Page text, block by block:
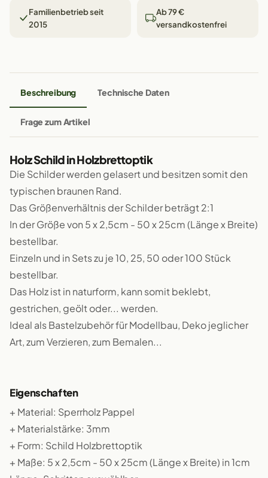
Familienbetrieb seit
2015
Ab 79 €
versandkostenfrei
Beschreibung Technische Daten
Frage zum Artikel
Holz Schild in Holzbrettoptik
Die Schilder werden gelasert und besitzen somit den
typischen braunen Rand.
Das Größenverhältnis der Schilder beträgt 2:1
In der Größe von 5 x 2,5cm - 50 x 25cm (Länge x Breite)
bestellbar.
Einzeln und in Sets zu je 10, 25, 50 oder 100 Stück
bestellbar.
Das Holz ist in naturform, kann somit beklebt,
gestrichen, geölt oder... werden.
Ideal als Bastelzubehör für Modellbau, Deko jeglicher
Art, zum Verzieren, zum Bemalen...
Eigenschaften
+ Material: Sperrholz Pappel
+ Materialstärke: 3mm
+ Form: Schild Holzbrettoptik
+ Maße: 5 x 2,5cm - 50 x 25cm (Länge x Breite) in 1cm